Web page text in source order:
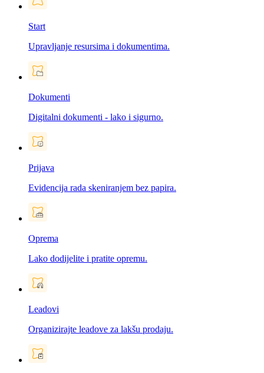
Start
Upravljanje resursima i dokumentima.
Dokumenti
Digitalni dokumenti - lako i sigurno.
Prijava
Evidencija rada skeniranjem bez papira.
Oprema
Lako dodijelite i pratite opremu.
Leadovi
Organizirajte leadove za lakšu prodaju.